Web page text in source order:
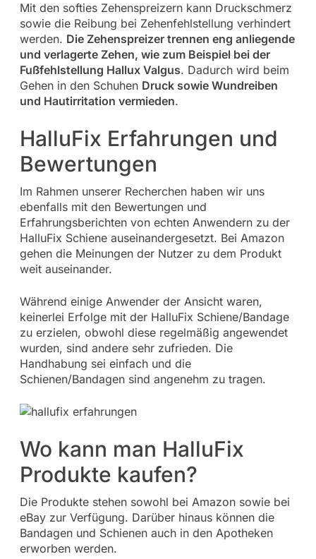
Mit den softies Zehenspreizern kann Druckschmerz
sowie die Reibung bei Zehenfehlstellung verhindert
werden. Die Zehenspreizer trennen eng anliegende
und verlagerte Zehen, wie zum Beispiel bei der
Fußfehlstellung Hallux Valgus. Dadurch wird beim
Gehen in den Schuhen Druck sowie Wundreiben
und Hautirritation vermieden.
HalluFix Erfahrungen und
Bewertungen
Im Rahmen unserer Recherchen haben wir uns
ebenfalls mit den Bewertungen und
Erfahrungsberichten von echten Anwendern zu der
HalluFix Schiene auseinandergesetzt. Bei Amazon
gehen die Meinungen der Nutzer zu dem Produkt
weit auseinander.
Während einige Anwender der Ansicht waren,
keinerlei Erfolge mit der HalluFix Schiene/Bandage
zu erzielen, obwohl diese regelmäßig angewendet
wurden, sind andere sehr zufrieden. Die
Handhabung sei einfach und die
Schienen/Bandagen sind angenehm zu tragen.
Wo kann man HalluFix
Produkte kaufen?
Die Produkte stehen sowohl bei Amazon sowie bei
eBay zur Verfügung. Darüber hinaus können die
Bandagen und Schienen auch in den Apotheken
erworben werden.